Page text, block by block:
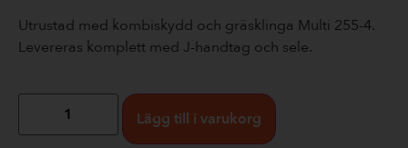
Utrustad med kombiskydd och gräsklinga Multi 255-4.
Levereras komplett med J-handtag och sele.
Lägg till i varukorg